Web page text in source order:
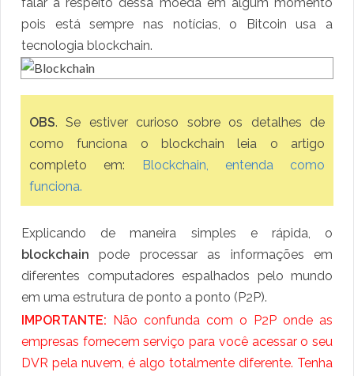
pois está sempre nas notícias, o Bitcoin usa a
tecnologia blockchain.
OBS. Se estiver curioso sobre os detalhes de
como funciona o blockchain leia o artigo
completo em:
Blockchain, entenda como
funciona.
Explicando de maneira simples e rápida, o
blockchainpode processar as informações em
diferentes computadores espalhados pelo mundo
em uma estrutura de ponto a ponto (P2P).
IMPORTANTE: Não confunda com o P2P onde as
empresas fornecem serviço para você acessar o seu
DVR pela nuvem, é algo totalmente diferente. Tenha